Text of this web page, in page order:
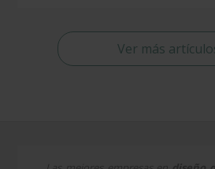
Ver más